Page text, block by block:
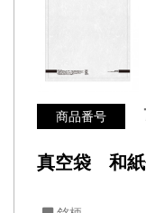
商品番号
真空袋 和